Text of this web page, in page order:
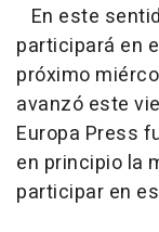
En este
participará en
próximo
avanzó este
Europa Press
en principio la
participar en